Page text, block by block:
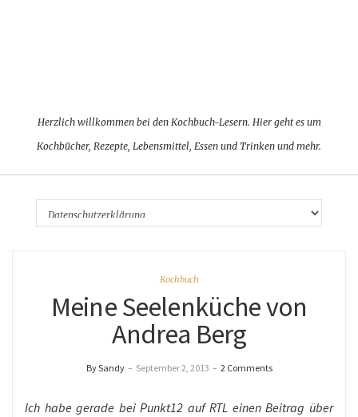
Herzlich willkommen bei den Kochbuch-Lesern. Hier geht es um
Kochbücher, Rezepte, Lebensmittel, Essen und Trinken und mehr.
Kochbuch
Meine Seelenküche von
Andrea Berg
By Sandy – September 2, 2013 – 2 Comments
Ich habe gerade bei Punkt12 auf RTL einen Beitrag über